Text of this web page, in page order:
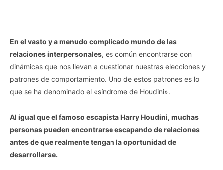
En el vasto y a menudo complicado mundo de las
relaciones interpersonales, es común encontrarse con
dinámicas que nos llevan a cuestionar nuestras elecciones y
patrones de comportamiento. Uno de estos patrones es lo
que se ha denominado el «síndrome de Houdini».
Al igual que el famoso escapista Harry Houdini, muchas
personas pueden encontrarse escapando de relaciones
antes de que realmente tengan la oportunidad de
desarrollarse.